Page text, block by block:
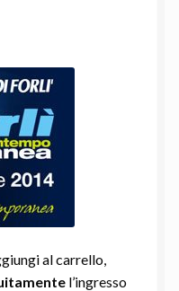
al carrello,
l’ingresso